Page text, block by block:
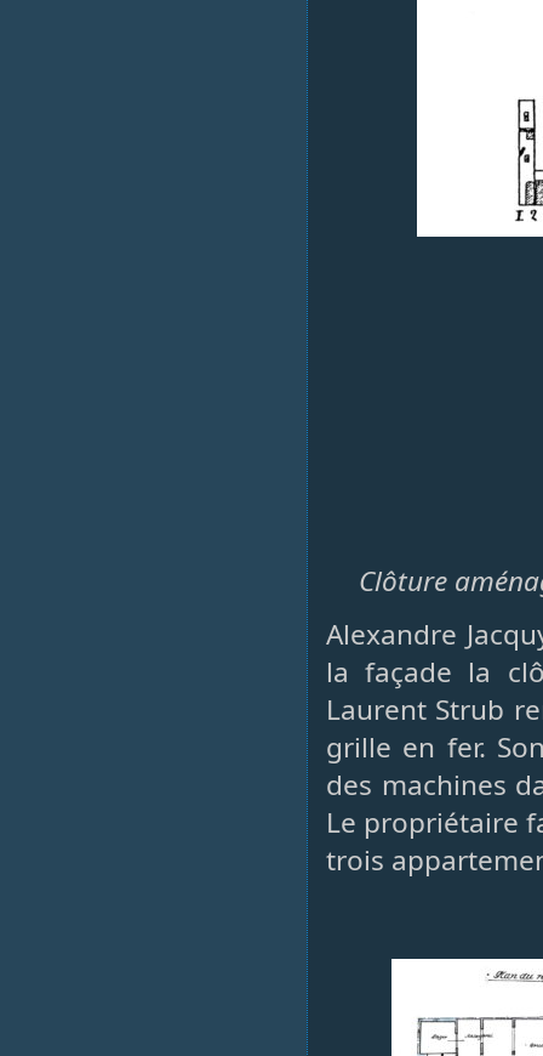
Clôture
Alexandre
la façade la
Laurent Strub
grille en fer.
des machines
Le propriétaire
trois